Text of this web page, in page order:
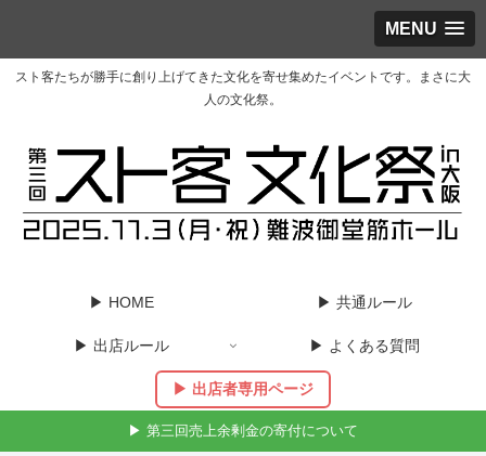
MENU
スト客たちが勝手に創り上げてきた文化を寄せ集めたイベントです。まさに大
人の文化祭。
▶︎ HOME ▶︎ 共通ルール
▶︎ 出店ルール ▶︎ よくある質問
▶︎ 出店者専用ページ
▶︎ 第三回売上余剰金の寄付について